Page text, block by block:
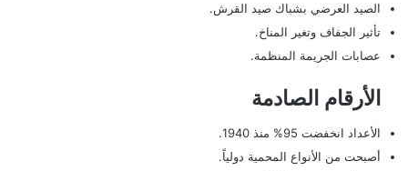
الصيد العرضي بشباك صيد القرش.
تأثير الجفاف وتغير المناخ.
عصابات الجريمة المنظمة.
الأرقام الصادمة
الأعداد انخفضت 95% منذ 1940.
أصبحت من الأنواع المحمية دولياً.